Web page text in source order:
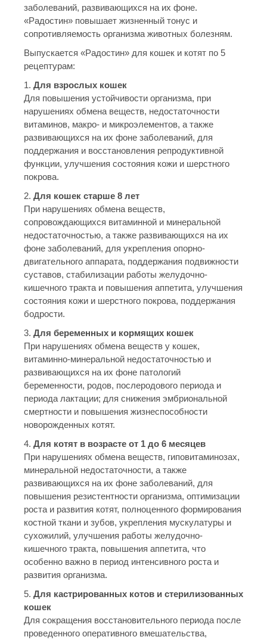
заболеваний, развивающихся на их фоне.
«Радостин» повышает жизненный тонус и
сопротивляемость организма животных болезням.
Выпускается «Радостин» для кошек и котят по 5
рецептурам:
1. Для взрослых кошек
Для повышения устойчивости организма, при
нарушениях обмена веществ, недостаточности
витаминов, макро- и микроэлементов, а также
развивающихся на их фоне заболеваний, для
поддержания и восстановления репродуктивной
функции, улучшения состояния кожи и шерстного
покрова.
2. Для кошек старше 8 лет
При нарушениях обмена веществ,
сопровождающихся витаминной и минеральной
недостаточностью, а также развивающихся на их
фоне заболеваний, для укрепления опорно-
двигательного аппарата, поддержания подвижности
суставов, стабилизации работы желудочно-
кишечного тракта и повышения аппетита, улучшения
состояния кожи и шерстного покрова, поддержания
бодрости.
3. Для беременных и кормящих кошек
При нарушениях обмена веществ у кошек,
витаминно-минеральной недостаточностью и
развивающихся на их фоне патологий
беременности, родов, послеродового периода и
периода лактации; для снижения эмбриональной
смертности и повышения жизнеспособности
новорожденных котят.
4. Для котят в возрасте от 1 до 6 месяцев
При нарушениях обмена веществ, гиповитаминозах,
минеральной недостаточности, а также
развивающихся на их фоне заболеваний, для
повышения резистентности организма, оптимизации
роста и развития котят, полноценного формирования
костной ткани и зубов, укрепления мускулатуры и
сухожилий, улучшения работы желудочно-
кишечного тракта, повышения аппетита, что
особенно важно в период интенсивного роста и
развития организма.
5. Для кастрированных котов и стерилизованных
кошек
Для сокращения восстановительного периода после
проведенного оперативного вмешательства,